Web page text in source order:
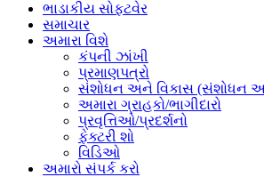
ભાડાકીય સોફ્ટવેર
સમાચાર
અમારા વિશે
કંપની ઝાંખી
પ્રમાણપત્રો
સંશોધન અને વિકાસ (સંશોધન
અમારા ગ્રાહકો/ભાગીદારો
પ્રવૃત્તિઓ/પ્રદર્શનો
ફેક્ટરી શો
વિડિઓ
અમારો સંપર્ક કરો